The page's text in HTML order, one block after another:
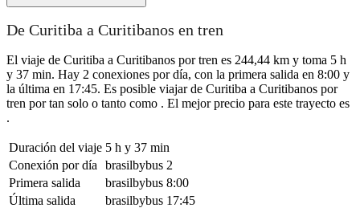
De Curitiba a Curitibanos en tren
El viaje de Curitiba a Curitibanos por tren es 244,44 km y toma 5 h
y 37 min. Hay 2 conexiones por día, con la primera salida en 8:00 y
la última en 17:45. Es posible viajar de Curitiba a Curitibanos por
tren por tan solo o tanto como . El mejor precio para este trayecto es
.
Duración del viaje 5 h y 37 min
Conexión por día
brasilbybus 2
Primera salida
brasilbybus 8:00
Última salida
brasilbybus 17:45